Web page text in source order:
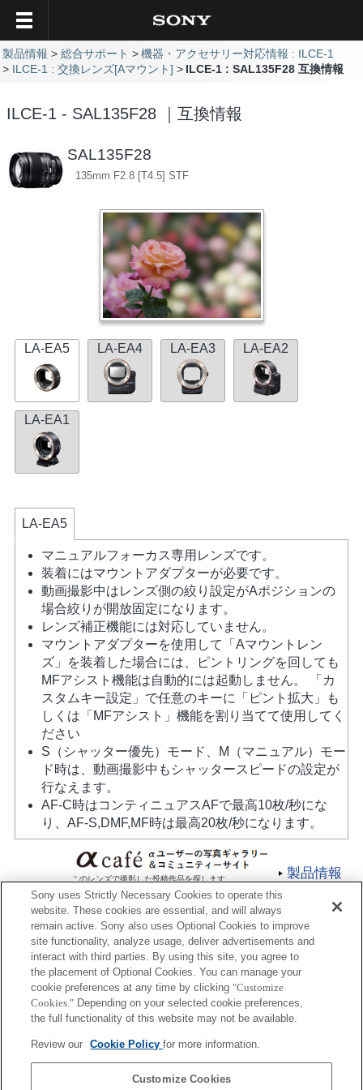
製品情報 総合サポート
機器・アクセサリー対応情報 : ILCE-1
ILCE-1 : 交換レンズ[Aマウント]
ILCE-1 : SAL135F28 互換情報
ILCE-1 - SAL135F28 ｜互換情報
SAL135F28
135mm F2.8 [T4.5] STF
LA-EA5 LA-EA4 LA-EA3 LA-EA2
LA-EA1
LA-EA5
マニュアルフォーカス専用レンズです。
装着にはマウントアダプターが必要です。
動画撮影中はレンズ側の絞り設定がAポジションの
場合絞りが開放固定になります。
レンズ補正機能には対応していません。
マウントアダプターを使用して「Aマウントレン
ズ」を装着した場合には、ピントリングを回しても
MFアシスト機能は自動的には起動しません。 「カ
スタムキー設定」で任意のキーに「ピント拡大」も
しくは「MFアシスト」機能を割り当てて使用してく
ださい
S（シャッター優先）モード、M（マニュアル）モー
ド時は、動画撮影中もシャッタースピードの設定が
行なえます。
AF-C時はコンティニュアスAFで最高10枚/秒にな
り、AF-S,DMF,MF時は最高20枚/秒になります。
このレンズで撮影した投稿作品を探します 製品情報
プレスリリース
ご利用条件
環境情報
Sony uses Strictly Necessary Cookies to operate this
website. These cookies are essential, and will always
remain active. Sony also uses Optional Cookies to improve
site functionality, analyze usage, deliver advertisements and
interact with third parties. By using this site, you agree to
the placement of Optional Cookies. You can manage your
cookie preferences at any time by clicking "Customize
Cookies." Depending on your selected cookie preferences,
the full functionality of this website may not be available.
Review our Cookie Policyfor more information.
Customize Cookies